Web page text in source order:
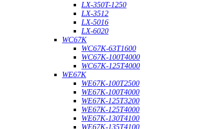
LX-350T-1250
LX-3512
LX-5016
LX-6020
WC67K
WC67K-63T1600
WC67K-100T4000
WC67K-125T4000
WE67K
WE67K-100T2500
WE67K-100T4000
WE67K-125T3200
WE67K-125T4000
WE67K-130T4100
WE67K-135T4100